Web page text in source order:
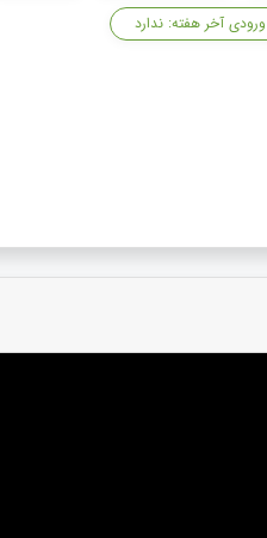
ورودی آخر هفته: ندارد